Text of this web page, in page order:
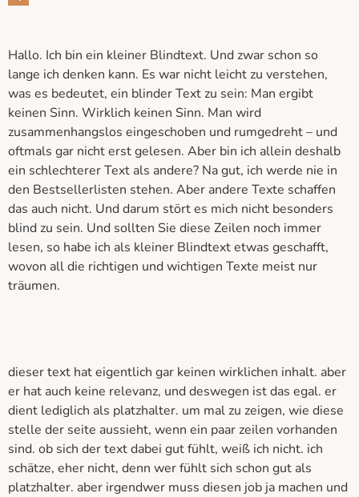
Hallo. Ich bin ein kleiner Blindtext. Und zwar schon so
lange ich denken kann. Es war nicht leicht zu verstehen,
was es bedeutet, ein blinder Text zu sein: Man ergibt
keinen Sinn. Wirklich keinen Sinn. Man wird
zusammenhangslos eingeschoben und rumgedreht – und
oftmals gar nicht erst gelesen. Aber bin ich allein deshalb
ein schlechterer Text als andere? Na gut, ich werde nie in
den Bestsellerlisten stehen. Aber andere Texte schaffen
das auch nicht. Und darum stört es mich nicht besonders
blind zu sein. Und sollten Sie diese Zeilen noch immer
lesen, so habe ich als kleiner Blindtext etwas geschafft,
wovon all die richtigen und wichtigen Texte meist nur
träumen.
dieser text hat eigentlich gar keinen wirklichen inhalt. aber
er hat auch keine relevanz, und deswegen ist das egal. er
dient lediglich als platzhalter. um mal zu zeigen, wie diese
stelle der seite aussieht, wenn ein paar zeilen vorhanden
sind. ob sich der text dabei gut fühlt, weiß ich nicht. ich
schätze, eher nicht, denn wer fühlt sich schon gut als
platzhalter. aber irgendwer muss diesen job ja machen und